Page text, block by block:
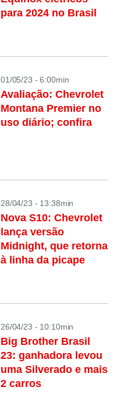
para 2024 no Brasil
01/05/23 - 6:00min
Avaliação: Chevrolet
Montana Premier no
uso diário; confira
28/04/23 - 13:38min
Nova S10: Chevrolet
lança versão
Midnight, que retorna
à linha da picape
26/04/23 - 10:10min
Big Brother Brasil
23: ganhadora levou
uma Silverado e mais
2 carros